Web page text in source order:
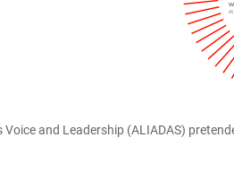
Voice and Leadership (ALIADAS)